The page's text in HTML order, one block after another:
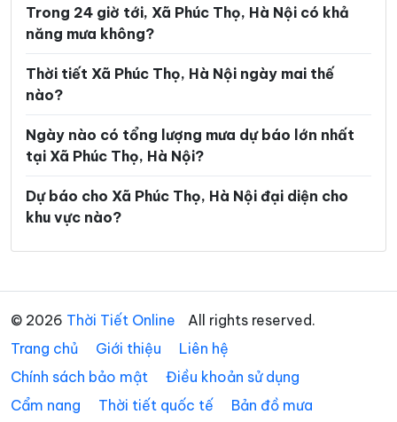
Phường Yên Sở Xã An Khánh
Xã Bát Tràng
Xã Chương Dương Xã Chuyên Mỹ
Xã Cổ Đô
Xã Đại Thanh Xã Đại Xuyên
Xã Hòa Lạc Xã Hòa Phú
Xã Hòa Xá Xã Hoài Đức
Trong 24 giờ tới, Xã Phúc Thọ, Hà Nội có khả
năng mưa không?
Thời tiết Xã Phúc Thọ, Hà Nội ngày mai thế
nào?
Ngày nào có tổng lượng mưa dự báo lớn nhất
tại Xã Phúc Thọ, Hà Nội?
Dự báo cho Xã Phúc Thọ, Hà Nội đại diện cho
khu vực nào?
© 2026 Thời Tiết Online
All rights reserved.
Trang chủ
Giới thiệu
Liên hệ
Chính sách bảo mật
Điều khoản sử dụng
Cẩm nang
Thời tiết quốc tế Bản đồ mưa